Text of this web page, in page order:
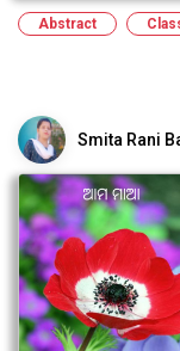
Abstract
Smita Rani